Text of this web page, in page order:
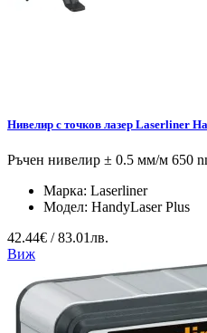
Нивелир с точков лазер Laserliner
Ръчен нивелир ± 0.5 мм/м 650
Марка: Laserliner
Модел: HandyLaser Plus
42.44€ / 83.01лв.
Виж